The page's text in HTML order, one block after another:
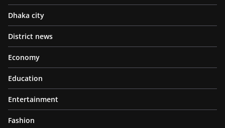
Dhaka city
District news
Economy
Education
Entertainment
Fashion